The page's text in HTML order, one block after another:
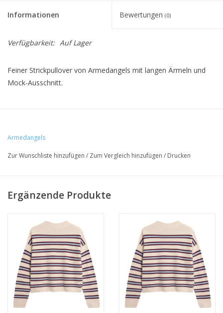
Informationen Bewertungen (0)
Verfügbarkeit: Auf Lager
Feiner Strickpullover von Armedangels mit langen Ärmeln und
Mock-Ausschnitt.
• loose fit
• GOTS zertifiziert & PETA approved vegan
Armedangels
Zur Wunschliste hinzufügen / Zum Vergleich hinzufügen / Drucken
Ergänzende Produkte